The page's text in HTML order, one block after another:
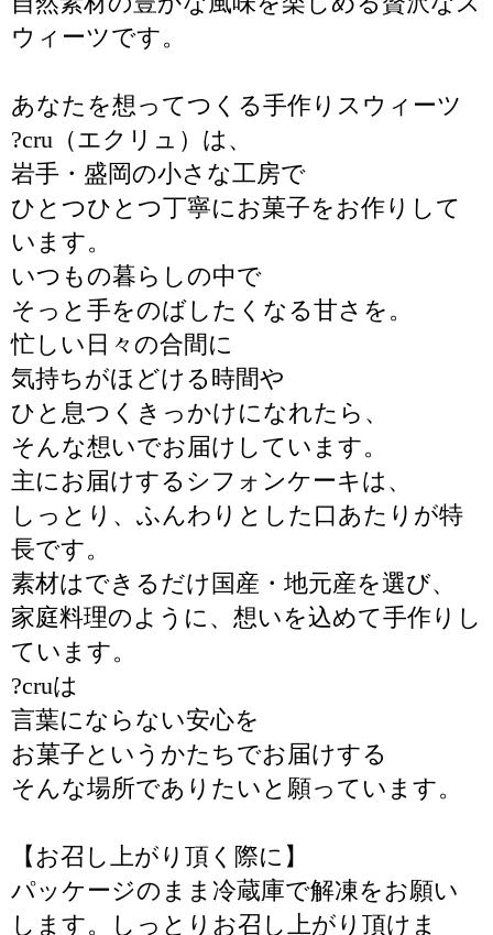
ウィーツです。
あなたを想ってつくる手作りスウィーツ
?cru（エクリュ）は、
岩手・盛岡の小さな工房で
ひとつひとつ丁寧にお菓子をお作りして
います。
いつもの暮らしの中で
そっと手をのばしたくなる甘さを。
忙しい日々の合間に
気持ちがほどける時間や
ひと息つくきっかけになれたら、
そんな想いでお届けしています。
主にお届けするシフォンケーキは、
しっとり、ふんわりとした口あたりが特
長です。
素材はできるだけ国産・地元産を選び、
家庭料理のように、想いを込めて手作りし
ています。
?cruは
言葉にならない安心を
お菓子というかたちでお届けする
そんな場所でありたいと願っています。
【お召し上がり頂く際に】
パッケージのまま冷蔵庫で解凍をお願い
します。しっとりお召し上がり頂けま